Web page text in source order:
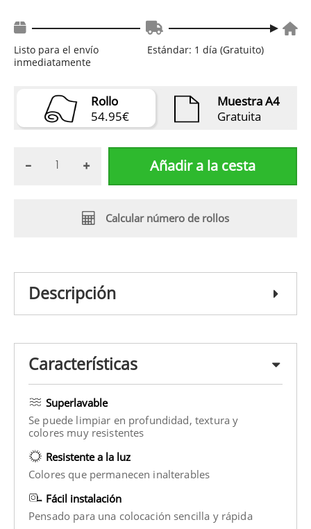
Listo para el envío
inmediatamente
Estándar: 1 día (Gratuito)
Rollo
54.95€
Muestra A4
Gratuita
Añadir a la cesta
Calcular número de rollos
Descripción
Características
Superlavable
Se puede limpiar en profundidad, textura y
colores muy resistentes
Resistente a la luz
Colores que permanecen inalterables
Fácil instalación
Pensado para una colocación sencilla y rápida